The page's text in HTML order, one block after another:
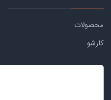
محصولات
کارشو